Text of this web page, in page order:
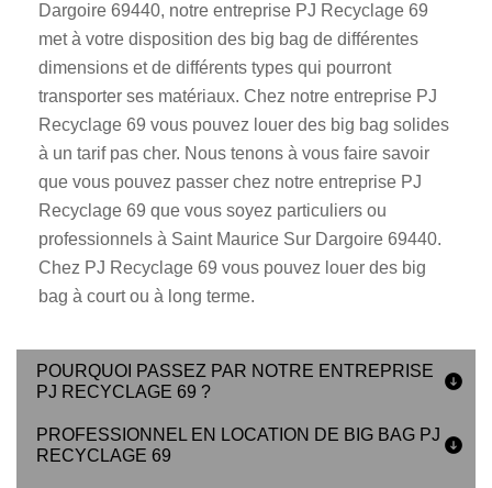
Dargoire 69440, notre entreprise PJ Recyclage 69
met à votre disposition des big bag de différentes
dimensions et de différents types qui pourront
transporter ses matériaux. Chez notre entreprise PJ
Recyclage 69 vous pouvez louer des big bag solides
à un tarif pas cher. Nous tenons à vous faire savoir
que vous pouvez passer chez notre entreprise PJ
Recyclage 69 que vous soyez particuliers ou
professionnels à Saint Maurice Sur Dargoire 69440.
Chez PJ Recyclage 69 vous pouvez louer des big
bag à court ou à long terme.
POURQUOI PASSEZ PAR NOTRE ENTREPRISE
PJ RECYCLAGE 69 ?
PROFESSIONNEL EN LOCATION DE BIG BAG PJ
RECYCLAGE 69